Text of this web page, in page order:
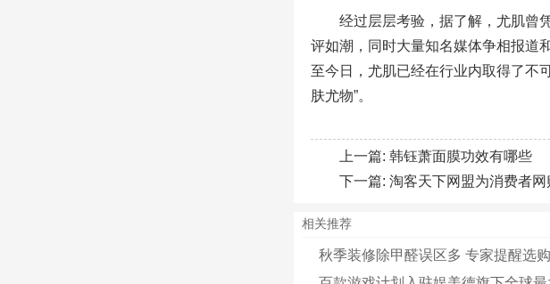
经过层层考验，据了解，尤肌曾
评如潮，同时大量知名媒体争相报道
至今日，尤肌已经在行业内取得了不
肤尤物”。
上一篇: 韩钰萧面膜功效有哪些
下一篇: 淘客天下网盟为消费者
相关推荐
秋季装修除甲醛误区多 专家提醒选